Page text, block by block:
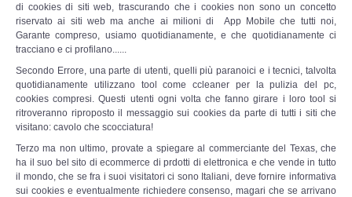
Indagini Smartphone,Tablet
Copia/Acquisizione Forense
Bonifiche Digitali
Forensics Readiness
Incident Response
di cookies di siti web, trascurando che i cookies non sono un concetto
riservato ai siti web ma anche ai milioni di App Mobile che tutti noi,
Garante compreso, usiamo quotidianamente, e che quotidianamente ci
tracciano e ci profilano......
Secondo Errore, una parte di utenti, quelli più paranoici e i tecnici, talvolta
quotidianamente utilizzano tool come ccleaner per la pulizia del pc,
cookies compresi. Questi utenti ogni volta che fanno girare i loro tool si
ritroveranno riproposto il messaggio sui cookies da parte di tutti i siti che
visitano: cavolo che scocciatura!
Terzo ma non ultimo, provate a spiegare al commerciante del Texas, che
ha il suo bel sito di ecommerce di prdotti di elettronica e che vende in tutto
il mondo, che se fra i suoi visitatori ci sono Italiani, deve fornire informativa
sui cookies e eventualmente richiedere consenso, magari che se arrivano